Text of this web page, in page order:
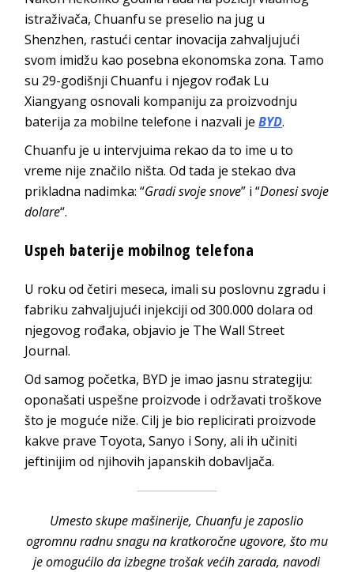
istraživača, Chuanfu se preselio na jug u
Shenzhen, rastući centar inovacija zahvaljujući
svom imidžu kao posebna ekonomska zona. Tamo
su 29-godišnji Chuanfu i njegov rođak Lu
Xiangyang osnovali kompaniju za proizvodnju
baterija za mobilne telefone i nazvali jeBYD.
Chuanfu je u intervjuima rekao da to ime u to
vreme nije značilo ništa. Od tada je stekao dva
prikladna nadimka: “Gradi svoje snove” i “Donesi svoje
dolare“.
Uspeh baterije mobilnog telefona
U roku od četiri meseca, imali su poslovnu zgradu i
fabriku zahvaljujući injekciji od 300.000 dolara od
njegovog rođaka, objavio je The Wall Street
Journal.
Od samog početka, BYD je imao jasnu strategiju:
oponašati uspešne proizvode i održavati troškove
što je moguće niže. Cilj je bio replicirati proizvode
kakve prave Toyota, Sanyo i Sony, ali ih učiniti
jeftinijim od njihovih japanskih dobavljača.
Umesto skupe mašinerije, Chuanfu je zaposlio
ogromnu radnu snagu na kratkoročne ugovore, što mu
je omogućilo da izbegne trošak većih zarada, navodi